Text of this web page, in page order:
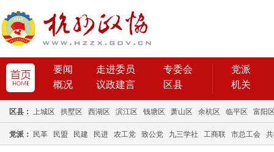
要闻 走进委员
专委会
概况
议政建言 区县
党派
机关
区县： 上城区 拱墅区 西湖区 滨江区 钱塘区 萧山区 余杭区 临平区 富阳
党派： 民革 民盟 民建 民进 农工党 致公党 九三学社 工商联 市总工会